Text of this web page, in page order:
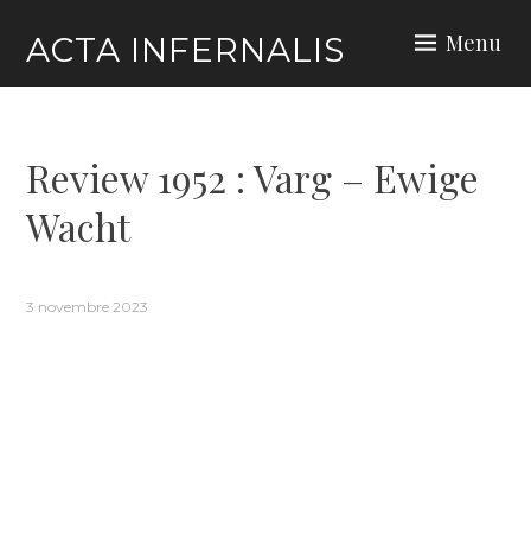
content
ACTA INFERNALIS Menu
Review 1952 : Varg – Ewige
Wacht
3 novembre 2023